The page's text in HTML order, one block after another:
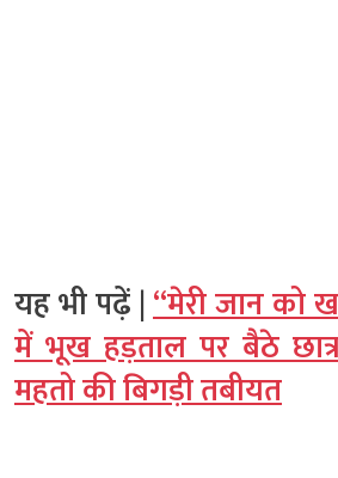
यह भी पढ़ें |“मेरी जान को
में भूख हड़ताल पर बैठे
महतो की बिगड़ी तबीयत